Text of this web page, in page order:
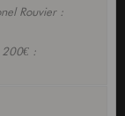
Rouvier :
200€ :